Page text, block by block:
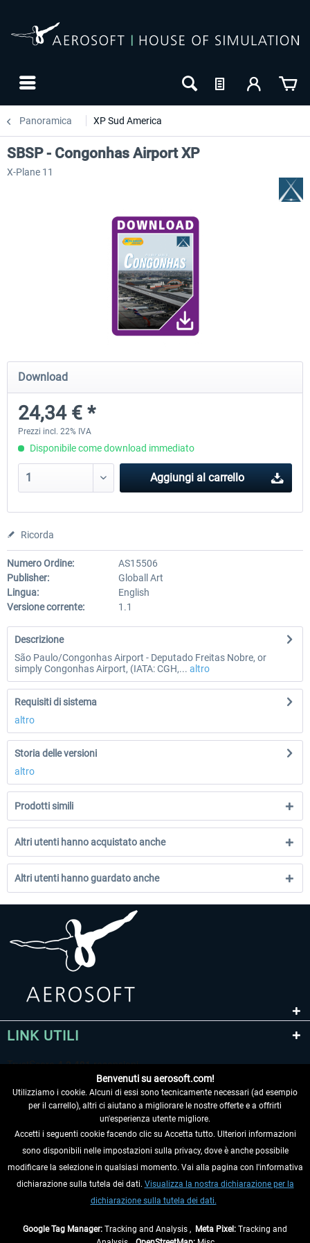
Panoramica XP Sud America
Airport Rio de Janeiro-Santos Dumont
23,48 € *
Airport Rio de Janeiro
SBSP - Congonhas Airport XP
X-Plane 11
Download
24,34 € *
Prezzi incl. 22% IVA
Disponibile come download immediato
Aggiungi al carrello
Ricorda
Numero Ordine:
AS15506
Publisher:
Globall Art
Lingua:
English
Versione corrente:
1.1
Descrizione
São Paulo/Congonhas Airport - Deputado Freitas Nobre, or
simply Congonhas Airport, (IATA: CGH,... altro
Requisiti di sistema
altro
Storia delle versioni
altro
Prodotti simili
Altri utenti hanno acquistato anche
Altri utenti hanno guardato anche
LINK UTILI
RECEDERE DAL CONTRATTO
INFORMAZIONI
Benvenuti su aerosoft.com!
Utilizziamo i cookie. Alcuni di essi sono tecnicamente necessari (ad esempio
per il carrello), altri ci aiutano a migliorare le nostre offerte e a offrirti
un'esperienza utente migliore.
Accetti i seguenti cookie facendo clic su Accetta tutto. Ulteriori informazioni
sono disponibili nelle impostazioni sulla privacy, dove è anche possibile
modificare la selezione in qualsiasi momento. Vai alla pagina con l'informativa
dichiarazione sulla tutela dei dati. Visualizza la nostra dichiarazione per la
dichiarazione sulla tutela dei dati.
Google Tag Manager: Tracking and Analysis , Meta Pixel: Tracking and